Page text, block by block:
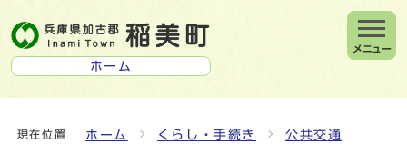
ホーム
メニュー
現在位置 ホーム くらし・手続き 公共交通